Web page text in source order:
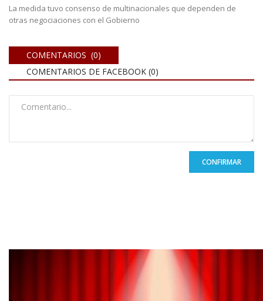
La medida tuvo consenso de multinacionales que dependen de
otras negociaciones con el Gobierno
COMENTARIOS (0)
COMENTARIOS DE FACEBOOK (0)
CONFIRMAR